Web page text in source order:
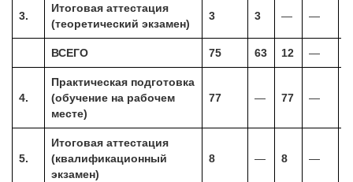
3.
Итоговая аттестация
(теоретический экзамен)
3 3 — —
ВСЕГО 75 63 12 —
4.
Практическая подготовка
(обучение на рабочем
месте)
77 — 77 —
5.
Итоговая аттестация
(квалификационный
экзамен)
8 — 8 —